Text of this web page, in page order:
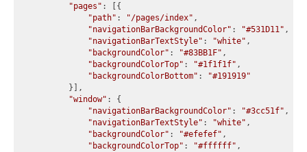
"pages" : [{
"path" : "/pages/index" ,
"navigationBarBackgroundColor" : "#531D11" ,
"navigationBarTextStyle" : "white" ,
"backgroundColor" : "#83BB1F" ,
"backgroundColorTop" : "#1f1f1f" ,
"backgroundColorBottom" :
"#191919"
        }],
"window" : {
"navigationBarBackgroundColor" : "#3cc51f" ,
"navigationBarTextStyle" : "white" ,
"backgroundColor" : "#efefef" ,
"backgroundColorTop" : "#ffffff" ,